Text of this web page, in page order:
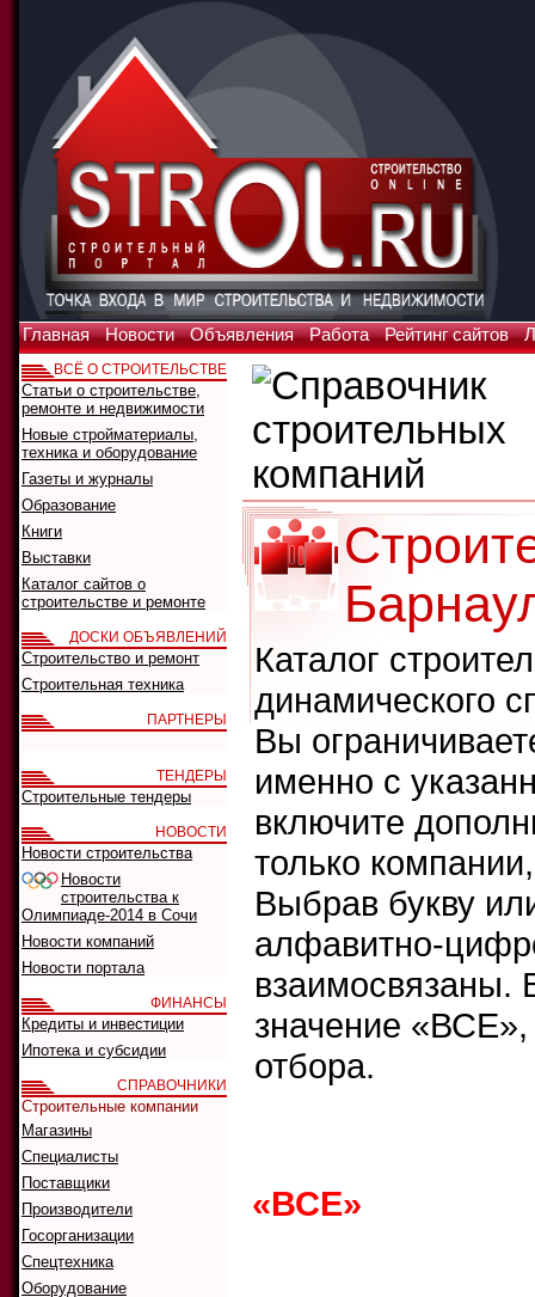
Главная Новости Объявления Работа Рейтинг сайтов
Каталог
динамического
Вы
именно с
включите
только
Выбрав букву
алфавитно-
взаимосвязаны.
значение
отбора.
«ВСЕ»
ВСЁ О СТРОИТЕЛЬСТВЕ
Статьи о строительстве,
ремонте и недвижимости
Новые стройматериалы,
техника и оборудование
Газеты и журналы
Образование
Книги
Выставки
Каталог сайтов о
строительстве и ремонте
ДОСКИ ОБЪЯВЛЕНИЙ
Строительство и ремонт
Строительная техника
ПАРТНЕРЫ
ТЕНДЕРЫ
Строительные тендеры
НОВОСТИ
Новости строительства
Новости
строительства к
Олимпиаде-2014 в Сочи
Новости компаний
Новости портала
ФИНАНСЫ
Кредиты и инвестиции
Ипотека и субсидии
СПРАВОЧНИКИ
Строительные компании
Магазины
Специалисты
Поставщики
Производители
Госорганизации
Спецтехника
Оборудование